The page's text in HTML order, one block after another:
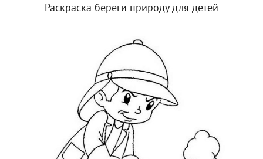
Раскраска береги природу для детей